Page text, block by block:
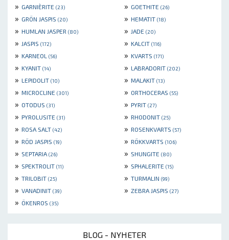
» GARNIÈRITE (23) » GOETHITE (26)
» GRÖN JASPIS (20) » HEMATIT (18)
» HUMLAN JASPER (80) » JADE (20)
» JASPIS (172) » KALCIT (116)
» KARNEOL (56) » KVARTS (171)
» KYANIT (14) » LABRADORIT (202)
» LEPIDOLIT (10) » MALAKIT (13)
» MICROCLINE (301) » ORTHOCERAS (55)
» OTODUS (31) » PYRIT (27)
» PYROLUSITE (31) » RHODONIT (25)
» ROSA SALT (42) » ROSENKVARTS (57)
» RÖD JASPIS (19) » RÖKKVARTS (106)
» SEPTARIA (26) » SHUNGITE (80)
» SPEKTROLIT (11) » SPHALERITE (15)
» TRILOBIT (25) » TURMALIN (99)
» VANADINIT (39) » ZEBRA JASPIS (27)
» ÖKENROS (35)
BLOG - NYHETER